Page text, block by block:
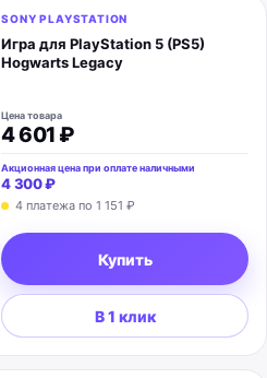
SONY PLAYSTATION
Игра для PlayStation 5 (PS5)
Hogwarts Legacy
Цена товара
4 601 ₽
Акционная цена при оплате наличными
4 300 ₽
4 платежа по1 151 ₽
Купить
В 1 клик